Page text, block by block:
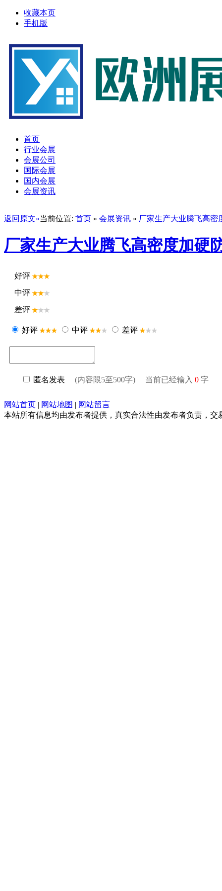
收藏本页
手机版
首页
行业会展
会展公司
国际会展
国内会展
会展资讯
返回原文»当前位置: 首页 » 会展资讯 » 厂家生产大业腾飞高密
厂家生产大业腾飞高密度加硬
好评
中评
差评
好评 中评 差评
匿名发表 (内容限5至500字) 当前已经输入 0 字
网站首页 | 网站地图 | 网站留言
本站所有信息均由发布者提供，真实合法性由发布者负责，